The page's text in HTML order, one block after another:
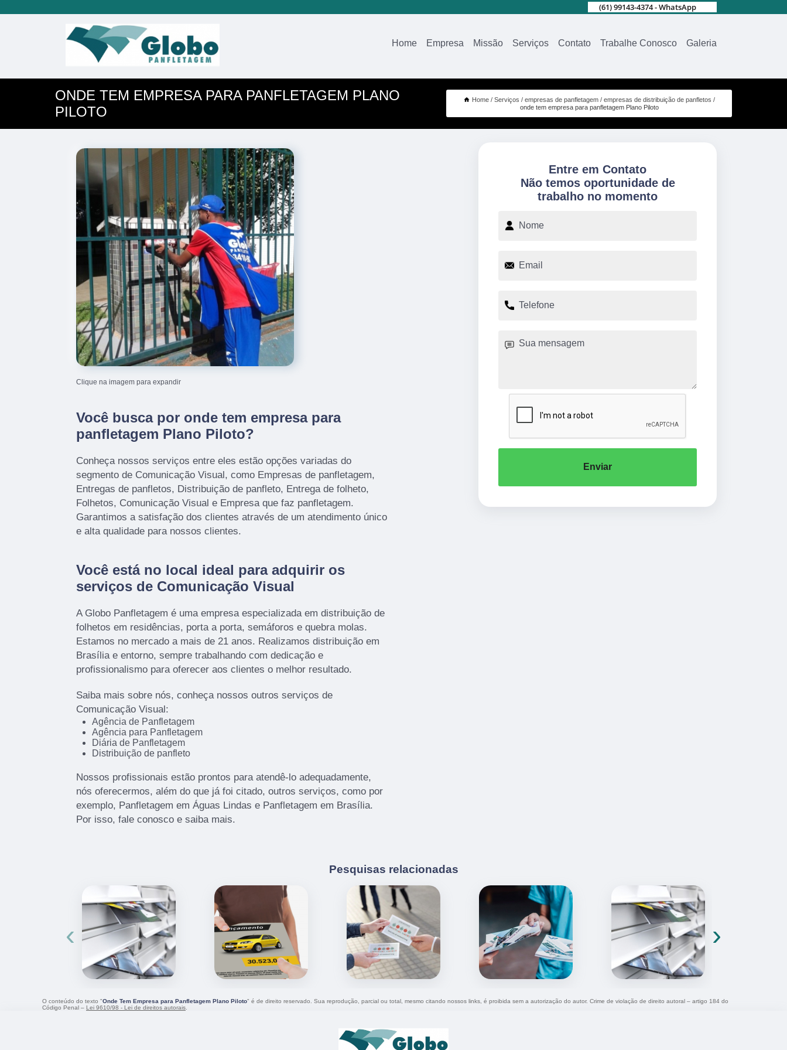
(61) 99143-4374 - WhatsApp
Home Empresa Missão Serviços Contato Trabalhe Conosco Galeria
ONDE TEM EMPRESA PARA PANFLETAGEM PLANO
PILOTO
Home Serviços empresas de panfletagem
empresas de distribuição de panfletos
onde tem empresa para panfletagem Plano Piloto
Clique na imagem para expandir
Você busca por onde tem empresa para
panfletagem Plano Piloto?
Conheça nossos serviços entre eles estão opções variadas do
segmento de Comunicação Visual, como Empresas de panfletagem,
Entregas de panfletos, Distribuição de panfleto, Entrega de folheto,
Folhetos, Comunicação Visual e Empresa que faz panfletagem.
Garantimos a satisfação dos clientes através de um atendimento único
e alta qualidade para nossos clientes.
Você está no local ideal para adquirir os
serviços de Comunicação Visual
A Globo Panfletagem é uma empresa especializada em distribuição de
folhetos em residências, porta a porta, semáforos e quebra molas.
Estamos no mercado a mais de 21 anos. Realizamos distribuição em
Brasília e entorno, sempre trabalhando com dedicação e
profissionalismo para oferecer aos clientes o melhor resultado.
Saiba mais sobre nós, conheça nossos outros serviços de
Comunicação Visual:
Agência de Panfletagem
Agência para Panfletagem
Diária de Panfletagem
Distribuição de panfleto
Nossos profissionais estão prontos para atendê-lo adequadamente,
nós oferecermos, além do que já foi citado, outros serviços, como por
exemplo, Panfletagem em Águas Lindas e Panfletagem em Brasília.
Por isso, fale conosco e saiba mais.
Entre em Contato
Não temos oportunidade de
trabalho no momento
Enviar
Pesquisas relacionadas
‹ ›
O conteúdo do texto "Onde Tem Empresa para Panfletagem Plano Piloto" é de direito reservado. Sua reprodução, parcial ou total, mesmo citando nossos links, é proibida sem a autorização do autor. Crime de violação de direito autoral – artigo 184 do
Código Penal – Lei 9610/98 - Lei de direitos autorais